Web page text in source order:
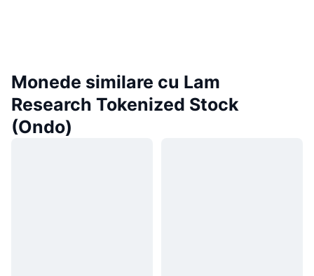
Monede similare cu Lam
Research Tokenized Stock
(Ondo)